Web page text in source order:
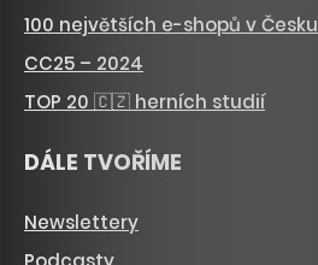
100 největších e-shopů v Česku
CC25 – 2024
TOP 20 🇨🇿 herních studií
DÁLE TVOŘÍME
Newslettery